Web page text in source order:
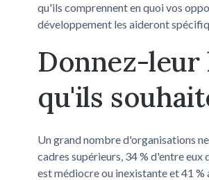
qu'ils comprennent en quoi vos
développement les aideront
Donnez-
qu'ils
Un grand nombre d'organisations
cadres supérieurs, 34 % d'entre
est médiocre ou inexistante et 41